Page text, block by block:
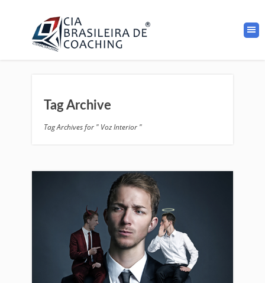
Tag Archive
Tag Archives for " Voz Interior "